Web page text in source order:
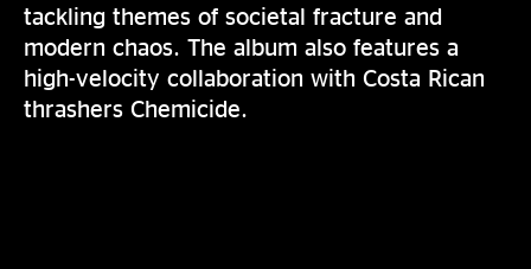
tackling themes of societal fracture and
modern chaos. The album also features a
high-velocity collaboration with Costa Rican
thrashers Chemicide.